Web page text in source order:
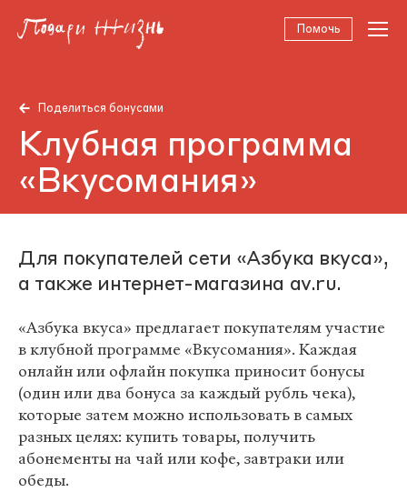
Помочь
Поделиться бонусами
Клубная программа
«Вкусомания»
Для покупателей сети «Азбука вкуса»,
а также интернет-магазина av.ru.
«Азбука вкуса» предлагает покупателям участие
в клубной программе «Вкусомания». Каждая
онлайн или офлайн покупка приносит бонусы
(один или два бонуса за каждый рубль чека),
которые затем можно использовать в самых
разных целях: купить товары, получить
абонементы на чай или кофе, завтраки или
обеды.